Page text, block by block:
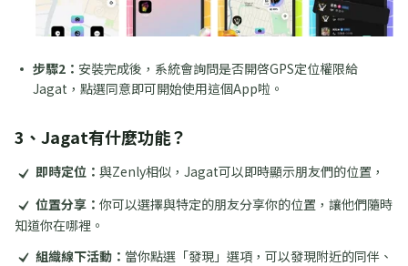
步驟2： 安裝完成後，系統會詢問是否開啓GPS定位權限給
Jagat，點選同意即可開始使用這個App啦。
3、Jagat有什麼功能？
即時定位： 與Zenly相似，Jagat可以即時顯示朋友們的位置，
位置分享： 你可以選擇與特定的朋友分享你的位置，讓他們隨時
知道你在哪裡。
組織線下活動： 當你點選「發現」選項，可以發現附近的同伴、